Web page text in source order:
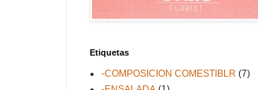
Etiquetas
-COMPOSICION COMESTIBLR (7)